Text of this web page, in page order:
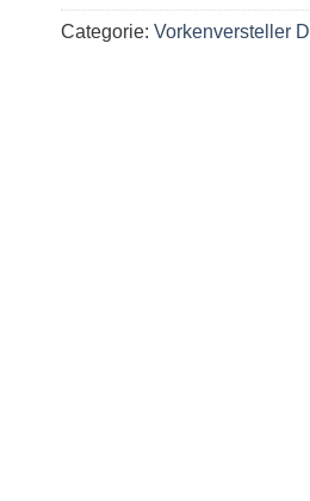
Categorie: Vorkenversteller